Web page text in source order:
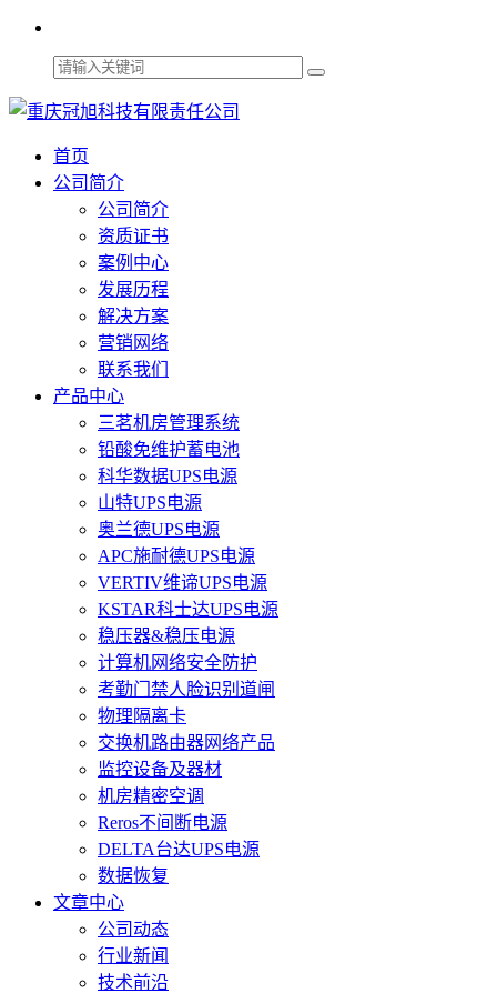
首页
公司简介
公司简介
资质证书
案例中心
发展历程
解决方案
营销网络
联系我们
产品中心
三茗机房管理系统
铅酸免维护蓄电池
科华数据UPS电源
山特UPS电源
奥兰德UPS电源
APC施耐德UPS电源
VERTIV维谛UPS电源
KSTAR科士达UPS电源
稳压器&稳压电源
计算机网络安全防护
考勤门禁人脸识别道闸
物理隔离卡
交换机路由器网络产品
监控设备及器材
机房精密空调
Reros不间断电源
DELTA台达UPS电源
数据恢复
文章中心
公司动态
行业新闻
技术前沿